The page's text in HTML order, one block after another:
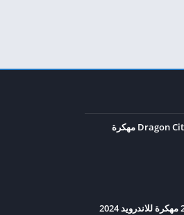
تحميل لعبة Dragon City Mobile مهكرة